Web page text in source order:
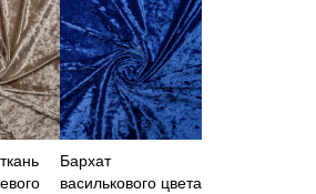
Бархат
василькового цвета